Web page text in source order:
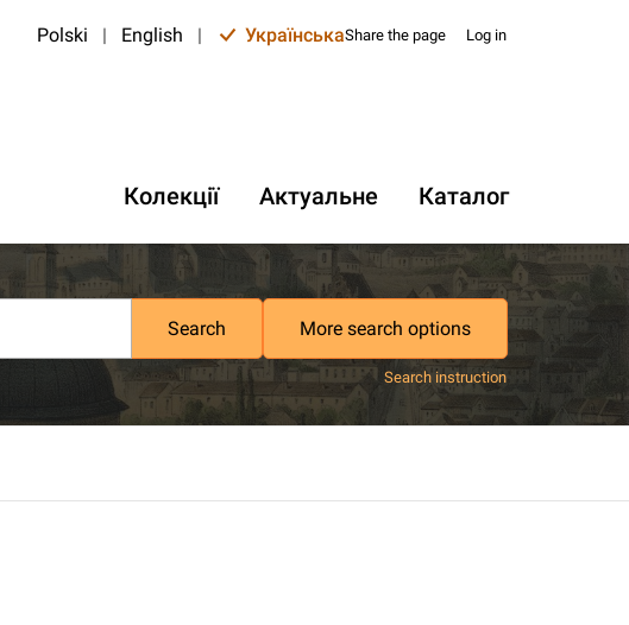
Polski | English | УкраїнськаShare the page Log in
Колекції Актуальне Каталог
Search More search options
Search instruction